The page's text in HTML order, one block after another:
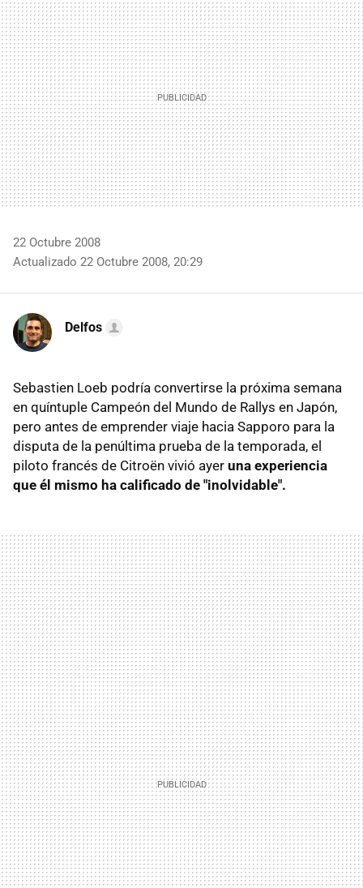
MAIL
22 Octubre 2008
Actualizado 22 Octubre 2008, 20:29
Delfos
Sebastien Loeb podría convertirse la próxima semana
en quíntuple Campeón del Mundo de Rallys en Japón,
pero antes de emprender viaje hacia Sapporo para la
disputa de la penúltima prueba de la temporada, el
piloto francés de Citroën vivió ayer una experiencia
que él mismo ha calificado de "inolvidable".